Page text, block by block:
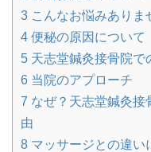
3 こんなお悩みありま
4 便秘の原因について
5 天志堂鍼灸接骨院で
6 当院のアプローチ
7 なぜ？天志堂鍼灸接
由
8 マッサージとの違い